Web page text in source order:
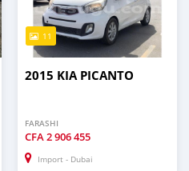
11
2015 KIA PICANTO
FARASHI
CFA2 906 455
Import - Dubai